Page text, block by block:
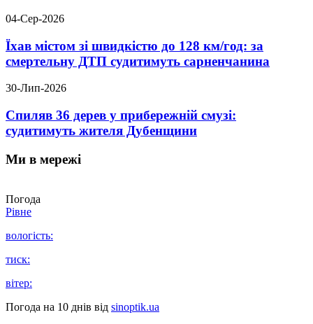
04-Сер-2026
Їхав містом зі швидкістю до 128 км/год: за
смертельну ДТП судитимуть сарненчанина
30-Лип-2026
Спиляв 36 дерев у прибережній смузі:
судитимуть жителя Дубенщини
Ми в мережі
Погода
Рівне
вологість:
тиск:
вітер:
Погода на 10 днів від sinoptik.ua